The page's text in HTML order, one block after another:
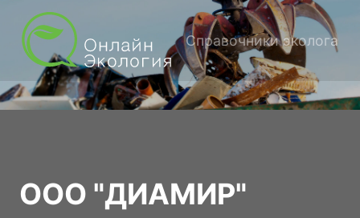
Справочники эколога
ООО "ДИАМИР"